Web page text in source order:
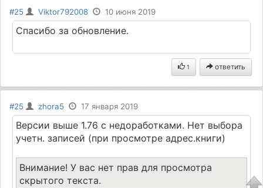
#25 Viktor792008 10 июня 2019
Спасибо за обновление.
1 ответить
#25 zhora5 17 января 2019
Версии выше 1.76 с недоработками. Нет выбора
учетн. записей (при просмотре адрес.книги)
Внимание! У вас нет прав для просмотра
скрытого текста.